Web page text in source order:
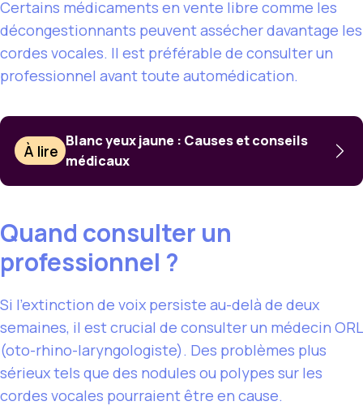
Certains médicaments en vente libre comme les
décongestionnants peuvent assécher davantage les
cordes vocales. Il est préférable de consulter un
professionnel avant toute automédication.
À lire
Blanc yeux jaune : Causes et conseils
médicaux
Quand consulter un
professionnel ?
Si l’extinction de voix persiste au-delà de deux
semaines, il est crucial de consulter un médecin ORL
(oto-rhino-laryngologiste). Des problèmes plus
sérieux tels que des nodules ou polypes sur les
cordes vocales pourraient être en cause.